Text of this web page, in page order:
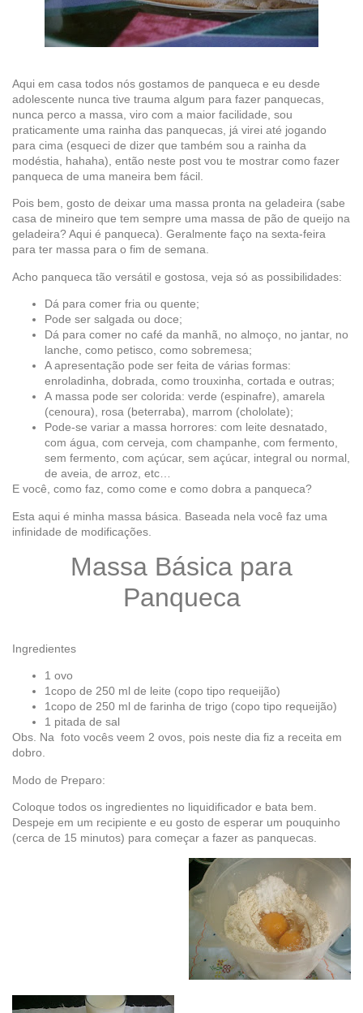
Aqui em casa todos nós gostamos de panqueca e eu desde
adolescente nunca tive trauma algum para fazer panquecas,
nunca perco a massa, viro com a maior facilidade, sou
praticamente uma rainha das panquecas, já virei até jogando
para cima (esqueci de dizer que também sou a rainha da
modéstia, hahaha), então neste post vou te mostrar como fazer
panqueca de uma maneira bem fácil.
Pois bem, gosto de deixar uma massa pronta na geladeira (sabe
casa de mineiro que tem sempre uma massa de pão de queijo na
geladeira? Aqui é panqueca). Geralmente faço na sexta-feira
para ter massa para o fim de semana.
Acho panqueca tão versátil e gostosa, veja só as possibilidades:
Dá para comer fria ou quente;
Pode ser salgada ou doce;
Dá para comer no café da manhã, no almoço, no jantar, no
lanche, como petisco, como sobremesa;
A apresentação pode ser feita de várias formas:
enroladinha, dobrada, como trouxinha, cortada e outras;
A massa pode ser colorida: verde (espinafre), amarela
(cenoura), rosa (beterraba), marrom (chololate);
Pode-se variar a massa horrores: com leite desnatado,
com água, com cerveja, com champanhe, com fermento,
sem fermento, com açúcar, sem açúcar, integral ou normal,
de aveia, de arroz, etc…
E você, como faz, como come e como dobra a panqueca?
Esta aqui é minha massa básica. Baseada nela você faz uma
infinidade de modificações.
Massa Básica para
Panqueca
Ingredientes
1 ovo
1copo de 250 ml de leite (copo tipo requeijão)
1copo de 250 ml de farinha de trigo (copo tipo requeijão)
1 pitada de sal
Obs. Na foto vocês veem 2 ovos, pois neste dia fiz a receita em
dobro.
Modo de Preparo:
Coloque todos os ingredientes no liquidificador e bata bem.
Despeje em um recipiente e eu gosto de esperar um pouquinho
(cerca de 15 minutos) para começar a fazer as panquecas.